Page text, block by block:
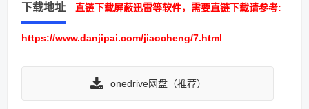
下载地址 直链下载屏蔽迅雷等软件，需要直链下载请参考:
https://www.danjipai.com/jiaocheng/7.html
onedrive网盘（推荐）